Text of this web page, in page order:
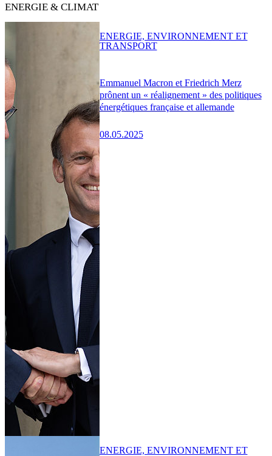
ENERGIE & CLIMAT
Emmanuel Macron et Friedrich Merz
prônent un « réalignement » des politiques
énergétiques française et allemande
08.05.2025
ENERGIE, ENVIRONNEMENT ET
TRANSPORT
ENERGIE, ENVIRONNEMENT ET